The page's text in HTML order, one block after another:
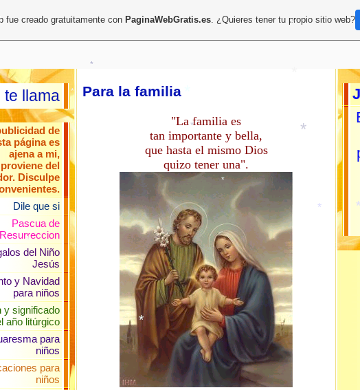
te llama
de
página es
ajena a mi,
proviene del
Disculpe
Dile que si
Pascua de
Resurreccion
del Niño
Jesús
y Navidad
para niños
y significado
año litúrgico
para
niños
para
niños
Para la familia
"La familia es
tan importante y bella,
que hasta el mismo Dios
quizo tener una".
fue creado gratuitamente con PaginaWebGratis.es. ¿Quieres tener tu propio sitio web?
*
*
*
*
*